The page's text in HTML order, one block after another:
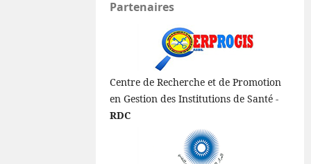
Partenaires
Centre de Recherche et de Promotion
en Gestion des Institutions de Santé -
RDC